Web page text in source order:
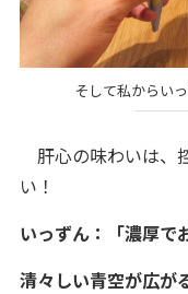
そして私からい
肝心の味わいは、
い！
いっずん：「濃厚で
清々しい青空が広